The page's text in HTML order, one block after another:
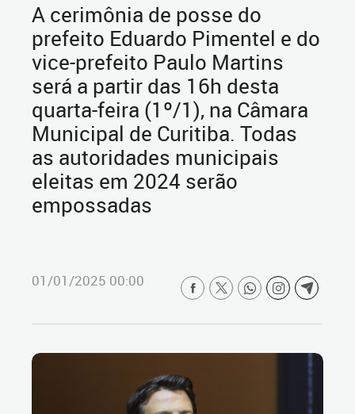
A cerimônia de posse do
prefeito Eduardo Pimentel e do
vice-prefeito Paulo Martins
será a partir das 16h desta
quarta-feira (1º/1), na Câmara
Municipal de Curitiba. Todas
as autoridades municipais
eleitas em 2024 serão
empossadas
01/01/2025 00:00